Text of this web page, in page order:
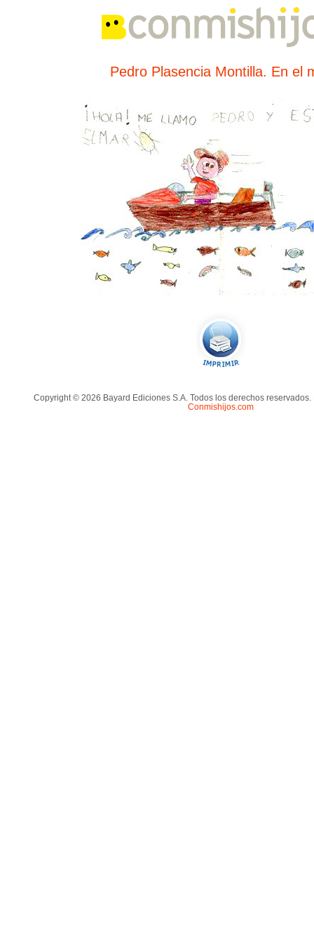
Pedro Plasencia Montilla. En el
Copyright © 2026 Bayard Ediciones S.A. Todos los derechos reservados.
Conmishijos.com